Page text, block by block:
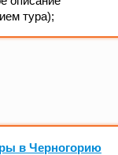
тура);
в Черногорию